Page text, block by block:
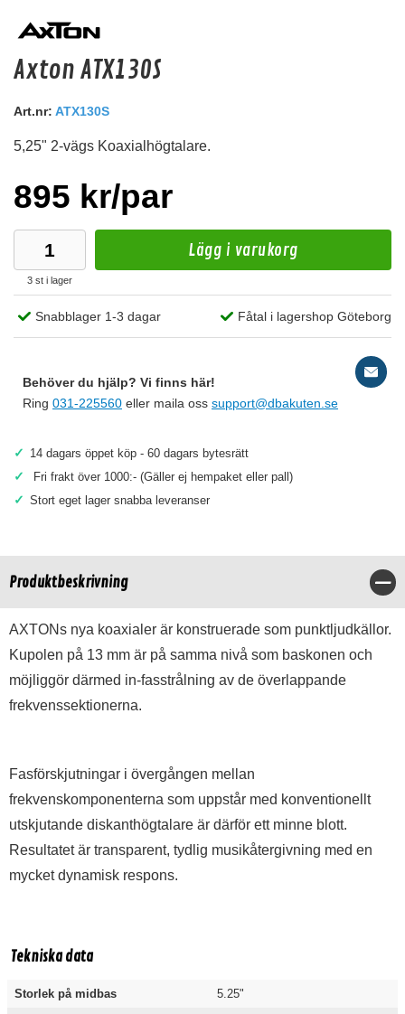
MDF ring 8" försänkt
Monteringsring
Snabblager 1-3 dagar
Axton ATX130S
Art.nr: ATX130S
5,25" 2-vägs Koaxialhögtalare.
895 kr/par
3 st i lager
Lägg i varukorg
Snabblager 1-3 dagar Fåtal i lagershop Göteborg
Behöver du hjälp? Vi finns här!
Ring 031-225560 eller maila oss support@dbakuten.se
✓ 14 dagars öppet köp - 60 dagars bytesrätt
✓ Fri frakt över 1000:- (Gäller ej hempaket eller pall)
✓ Stort eget lager snabba leveranser
Produktbeskrivning
AXTONs nya koaxialer är konstruerade som punktljudkällor.
Kupolen på 13 mm är på samma nivå som baskonen och
möjliggör därmed in-fasstrålning av de överlappande
frekvenssektionerna.
Fasförskjutningar i övergången mellan
frekvenskomponenterna som uppstår med konventionellt
utskjutande diskanthögtalare är därför ett minne blott.
Resultatet är transparent, tydlig musikåtergivning med en
mycket dynamisk respons.
Tekniska data
Storlek på midbas 5.25"